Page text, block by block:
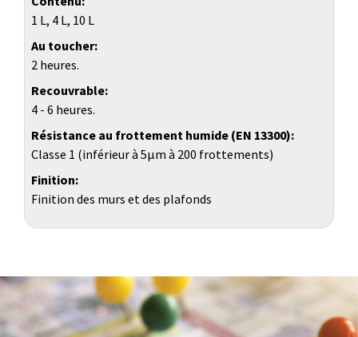
1 L, 4 L, 10 L
Au toucher
2 heures.
Recouvrable
4 - 6 heures.
Résistance au frottement humide (EN 13300)
Classe 1 (inférieur à 5µm à 200 frottements)
Finition
Finition des murs et des plafonds